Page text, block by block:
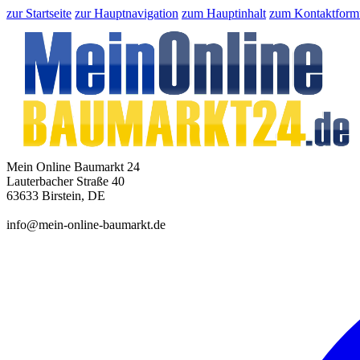
zur Startseite zur Hauptnavigation zum Hauptinhalt zum
Mein Online Baumarkt 24
Lauterbacher Straße 40
63633 Birstein, DE
info@mein-online-baumarkt.de